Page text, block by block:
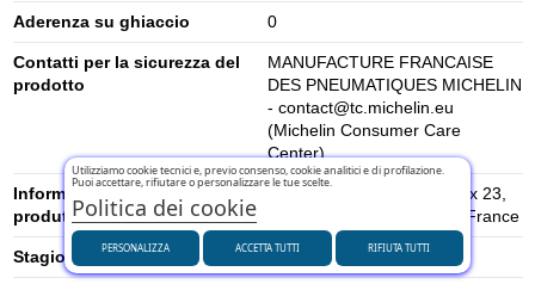
Aderenza su ghiaccio 0
Contatti per la sicurezza del
prodotto
MANUFACTURE FRANCAISE
DES PNEUMATIQUES MICHELIN
- contact@tc.michelin.eu
(Michelin Consumer Care
Center)
Informazioni di sicurezza del
produttore
place des Carmes-Déchaux 23,
63000 Clermont-Ferrand, France
Stagione Estivi
Utilizziamo cookie tecnici e, previo consenso, cookie analitici e di profilazione.
Puoi accettare, rifiutare o personalizzare le tue scelte.
Politica dei cookie
PERSONALIZZA RIFIUTA TUTTI
ACCETTA TUTTI